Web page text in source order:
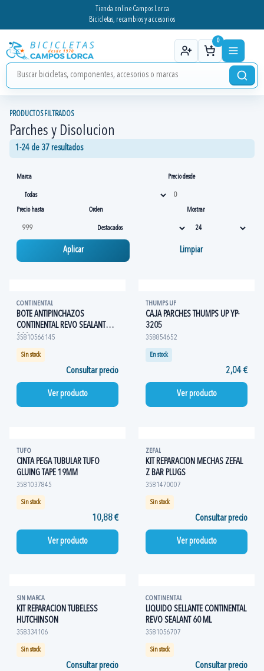
Tienda online Campos Lorca
Bicicletas, recambios y accesorios
0
PRODUCTOS FILTRADOS
Parches y Disolucion
1-24 de 37 resultados
Marca Precio desde
Precio hasta Orden Mostrar
Aplicar Limpiar
CONTINENTAL
BOTE ANTIPINCHAZOS
CONTINENTAL REVO SEALANT
240
35810566145
Sin stock
Consultar precio
Ver producto
THUMPS UP
CAJA PARCHES THUMPS UP YP-
3205
358854652
En stock
2,04 €
Ver producto
TUFO
CINTA PEGA TUBULAR TUFO
GLUING TAPE 19MM
3581037845
Sin stock
10,88 €
Ver producto
ZEFAL
KIT REPARACION MECHAS ZEFAL
Z BAR PLUGS
3581470007
Sin stock
Consultar precio
Ver producto
SIN MARCA
KIT REPARACION TUBELESS
HUTCHINSON
358334106
Sin stock
Consultar precio
CONTINENTAL
LIQUIDO SELLANTE CONTINENTAL
REVO SEALANT 60 ML
3581056707
Sin stock
Consultar precio